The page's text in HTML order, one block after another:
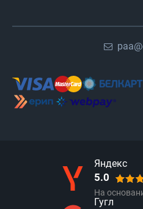
Яндекс
5.0
На
Гугл